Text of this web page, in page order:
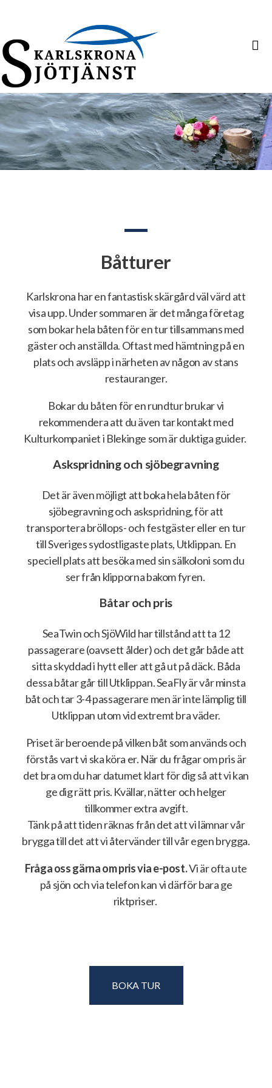
Båtturer
Karlskrona har en fantastisk skärgård väl värd att
visa upp. Under sommaren är det många företag
som bokar hela båten för en tur tillsammans med
gäster och anställda. Oftast med hämtning på en
plats och avsläpp i närheten av någon av stans
restauranger.
Bokar du båten för en rundtur brukar vi
rekommendera att du även tar kontakt med
Kulturkompaniet i Blekinge som är duktiga guider.
Askspridning och sjöbegravning
Det är även möjligt att boka hela båten för
sjöbegravning och askspridning, för att
transportera bröllops- och festgäster eller en tur
till Sveriges sydostligaste plats, Utklippan. En
speciell plats att besöka med sin sälkoloni som du
ser från klipporna bakom fyren.
Båtar och pris
SeaTwin och SjöWild har tillstånd att ta 12
passagerare (oavsett ålder) och det går både att
sitta skyddad i hytt eller att gå ut på däck. Båda
dessa båtar går till Utklippan. SeaFly är vår minsta
båt och tar 3-4 passagerare men är inte lämplig till
Utklippan utom vid extremt bra väder.
Priset är beroende på vilken båt som används och
förstås vart vi ska köra er. När du frågar om pris är
det bra om du har datumet klart för dig så att vi kan
ge dig rätt pris. Kvällar, nätter och helger
tillkommer extra avgift.
Tänk på att tiden räknas från det att vi lämnar vår
brygga till det att vi återvänder till vår egen brygga.
Fråga oss gärna om pris via e-post.Vi är ofta ute
på sjön och via telefon kan vi därför bara ge
riktpriser.
BOKA TUR